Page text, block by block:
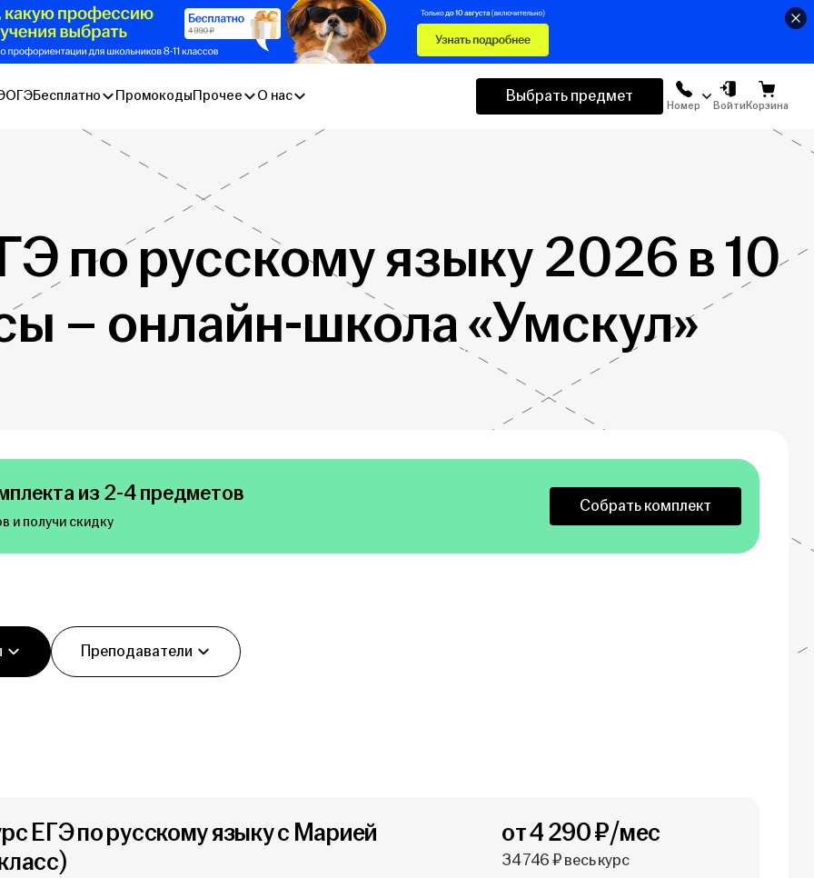
ОГЭБесплатно ПромокодыПрочее О нас Выбрать предмет
Номер ВойтиКорзина
по русскому языку 2026 в 10
– онлайн-школа «Умскул»
из 2-4 предметов
и получи скидку
Собрать комплект
Преподаватели
ЕГЭ по русскому языку с Марией
от 4 290 ₽/мес
34 746 ₽ весь курс